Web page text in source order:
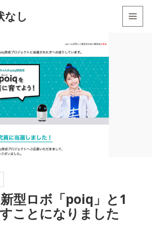
なし
型ロボ「poiq」と1
ことになりました